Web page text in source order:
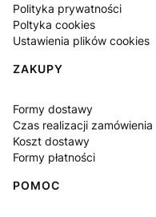
Polityka prywatności
Poltyka cookies
Ustawienia plików cookies
ZAKUPY
Formy dostawy
Czas realizacji zamówienia
Koszt dostawy
Formy płatności
POMOC